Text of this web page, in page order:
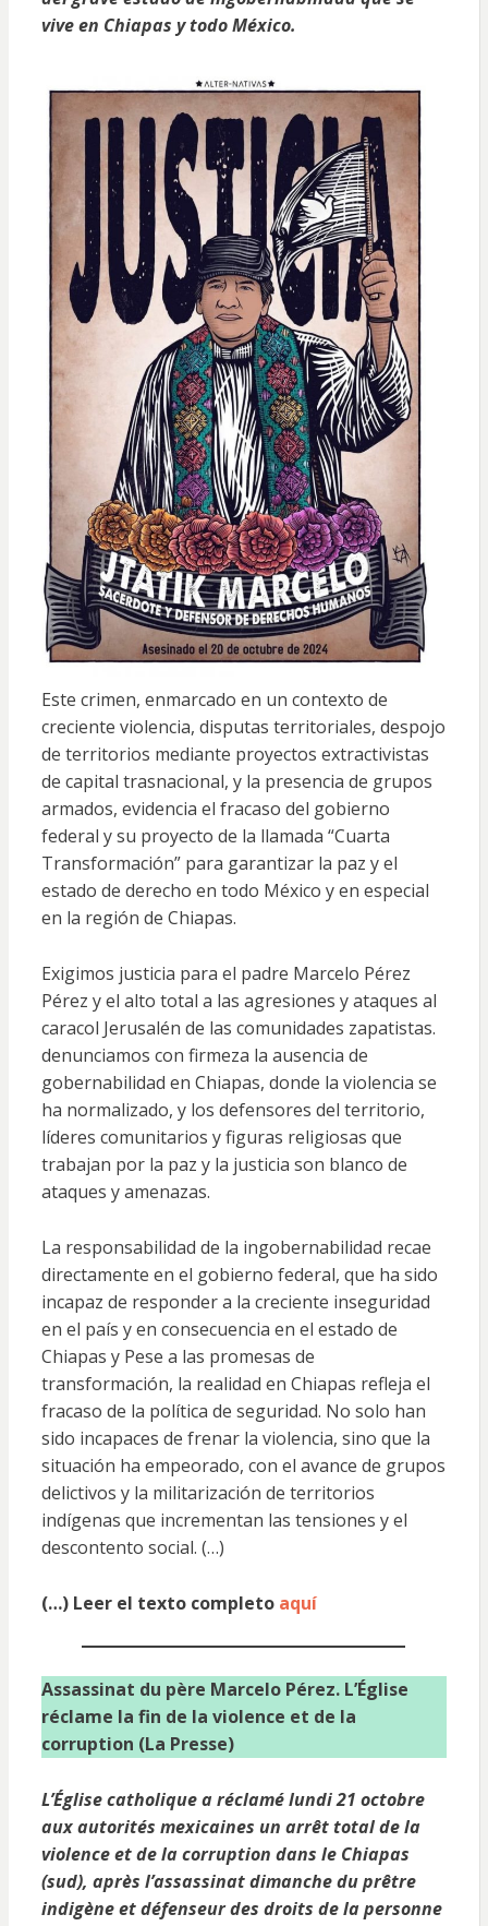
vive en Chiapas y todo México.
Este crimen, enmarcado en un contexto de
creciente violencia, disputas territoriales, despojo
de territorios mediante proyectos extractivistas
de capital trasnacional, y la presencia de grupos
armados, evidencia el fracaso del gobierno
federal y su proyecto de la llamada “Cuarta
Transformación” para garantizar la paz y el
estado de derecho en todo México y en especial
en la región de Chiapas.
Exigimos justicia para el padre Marcelo Pérez
Pérez y el alto total a las agresiones y ataques al
caracol Jerusalén de las comunidades zapatistas.
denunciamos con firmeza la ausencia de
gobernabilidad en Chiapas, donde la violencia se
ha normalizado, y los defensores del territorio,
líderes comunitarios y figuras religiosas que
trabajan por la paz y la justicia son blanco de
ataques y amenazas.
La responsabilidad de la ingobernabilidad recae
directamente en el gobierno federal, que ha sido
incapaz de responder a la creciente inseguridad
en el país y en consecuencia en el estado de
Chiapas y Pese a las promesas de
transformación, la realidad en Chiapas refleja el
fracaso de la política de seguridad. No solo han
sido incapaces de frenar la violencia, sino que la
situación ha empeorado, con el avance de grupos
delictivos y la militarización de territorios
indígenas que incrementan las tensiones y el
descontento social. (…)
(…) Leer el texto completo aquí
Assassinat du père Marcelo Pérez. L’Église
réclame la fin de la violence et de la
corruption (La Presse)
L’Église catholique a réclamé lundi 21 octobre
aux autorités mexicaines un arrêt total de la
violence et de la corruption dans le Chiapas
(sud), après l’assassinat dimanche du prêtre
indigène et défenseur des droits de la personne